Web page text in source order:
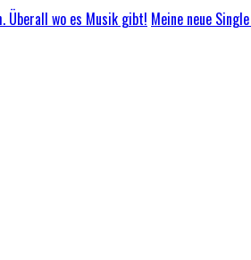
Meine neue